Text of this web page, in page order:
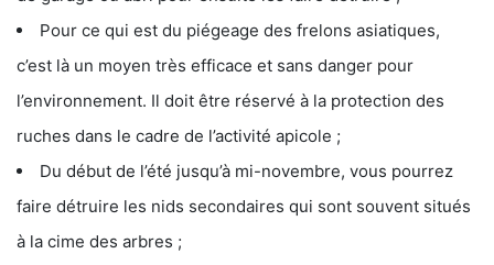
Pour ce qui est du piégeage des frelons asiatiques,
c’est là un moyen très efficace et sans danger pour
l’environnement. Il doit être réservé à la protection des
ruches dans le cadre de l’activité apicole ;
Du début de l’été jusqu’à mi-novembre, vous pourrez
faire détruire les nids secondaires qui sont souvent situés
à la cime des arbres ;